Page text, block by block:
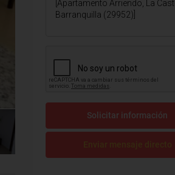
Solicitar información